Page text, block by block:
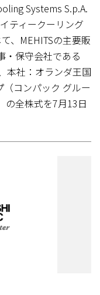
Systems S.p.A.
ティークーリング
、MEHITSの主要販
・保守会社である
本社：オランダ王国
（コンパック グルー
の全株式を7月13日